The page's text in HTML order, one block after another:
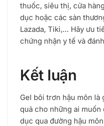
thuốc, siêu thị, cửa
dục hoặc các sàn
Lazada, Tiki,… Hãy ưu
chứng nhận y tế và
Kết luận
Gel bôi trơn hậu môn là
quả cho những ai
dục qua đường hậu